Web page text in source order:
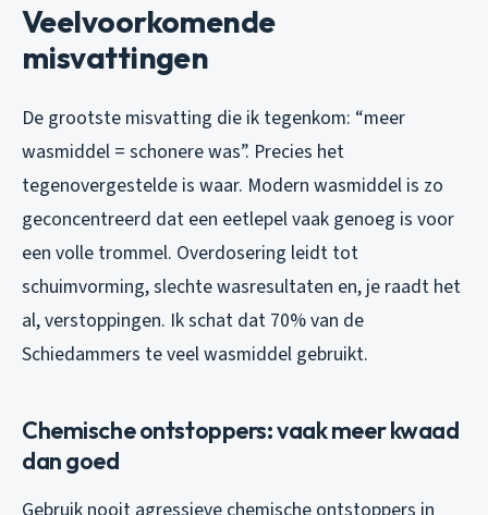
Veelvoorkomende
misvattingen
De grootste misvatting die ik tegenkom: “meer
wasmiddel = schonere was”. Precies het
tegenovergestelde is waar. Modern wasmiddel is zo
geconcentreerd dat een eetlepel vaak genoeg is voor
een volle trommel. Overdosering leidt tot
schuimvorming, slechte wasresultaten en, je raadt het
al, verstoppingen. Ik schat dat 70% van de
Schiedammers te veel wasmiddel gebruikt.
Chemische ontstoppers: vaak meer kwaad
dan goed